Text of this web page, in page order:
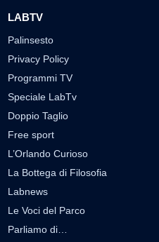
LABTV
Palinsesto
Privacy Policy
Programmi TV
Speciale LabTv
Doppio Taglio
Free sport
L’Orlando Curioso
La Bottega di Filosofia
Labnews
Le Voci del Parco
Parliamo di…